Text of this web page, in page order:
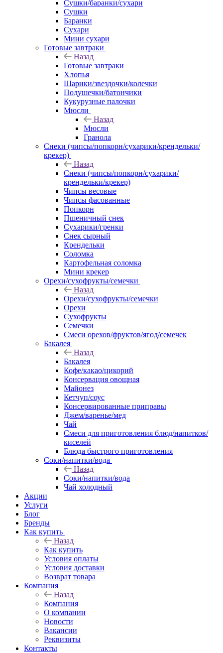
Сушки/баранки/сухари
Сушки
Баранки
Сухари
Мини сухари
Готовые завтраки
Назад
Готовые завтраки
Хлопья
Шарики/звездочки/колечки
Подушечки/батончики
Кукурузные палочки
Мюсли
Назад
Мюсли
Гранола
Снеки (чипсы/попкорн/сухарики/крендельки/
крекер)
Назад
Снеки (чипсы/попкорн/сухарики/
крендельки/крекер)
Чипсы весовые
Чипсы фасованные
Попкорн
Пшеничный снек
Сухарики/гренки
Снек сырный
Крендельки
Соломка
Картофельная соломка
Мини крекер
Орехи/сухофрукты/семечки
Назад
Орехи/сухофрукты/семечки
Орехи
Сухофрукты
Семечки
Смеси орехов/фруктов/ягод/семечек
Бакалея
Назад
Бакалея
Кофе/какао/цикорий
Консервация овощная
Майонез
Кетчуп/соус
Консервированные приправы
Джем/варенье/мед
Чай
Смеси для приготовления блюд/напитков/
киселей
Блюда быстрого приготовления
Соки/напитки/вода
Назад
Соки/напитки/вода
Чай холодный
Акции
Услуги
Блог
Бренды
Как купить
Назад
Как купить
Условия оплаты
Условия доставки
Возврат товара
Компания
Назад
Компания
О компании
Новости
Вакансии
Реквизиты
Контакты